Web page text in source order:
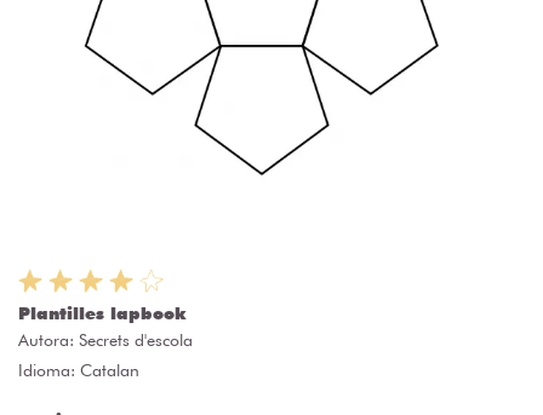
Plantilles lapbook
Autora: Secrets d'escola
Idioma: Catalan